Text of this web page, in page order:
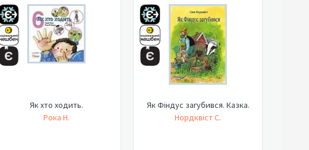
Як хто ходить.
Рока Н.
Як Фіндус загубився. Казка.
Нордквіст С.